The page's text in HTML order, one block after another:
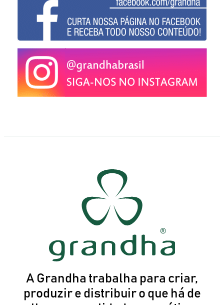
A Grandha trabalha para criar,
produzir e distribuir o que há de